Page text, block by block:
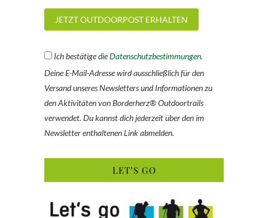
Ich bestätige dieDatenschutzbestimmungen.
Deine E-Mail-Adresse wird ausschließlich für den
Versand unseres Newsletters und Informationen zu
den Aktivitäten von Borderherz® Outdoortrails
verwendet. Du kannst dich jederzeit über den im
Newsletter enthaltenen Link abmelden.
LET’S GO